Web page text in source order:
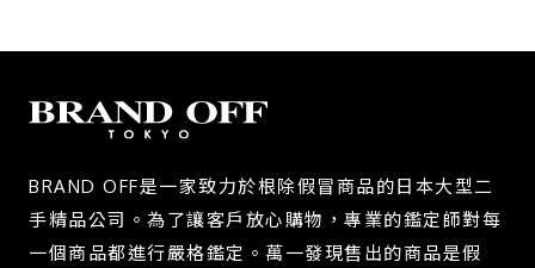
BRAND OFF是一家致力於根除假冒商品的日本大型二
手精品公司。為了讓客戶放心購物，專業的鑑定師對每
一個商品都進行嚴格鑑定。萬一發現售出的商品是假